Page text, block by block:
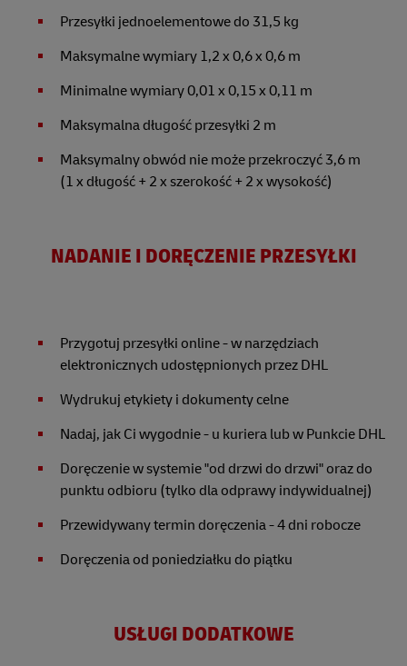
Przesyłki jednoelementowe do 31,5 kg
Maksymalne wymiary 1,2 x 0,6 x 0,6 m
Minimalne wymiary 0,01 x 0,15 x 0,11 m
Maksymalna długość przesyłki 2 m
Maksymalny obwód nie może przekroczyć 3,6 m
(1 x długość + 2 x szerokość + 2 x wysokość)
NADANIE I DORĘCZENIE PRZESYŁKI
Przygotuj przesyłki online - w narzędziach
elektronicznych udostępnionych przez DHL
Wydrukuj etykiety i dokumenty celne
Nadaj, jak Ci wygodnie - u kuriera lub w Punkcie DHL
Doręczenie w systemie "od drzwi do drzwi" oraz do
punktu odbioru (tylko dla odprawy indywidualnej)
Przewidywany termin doręczenia - 4 dni robocze
Doręczenia od poniedziałku do piątku
USŁUGI DODATKOWE